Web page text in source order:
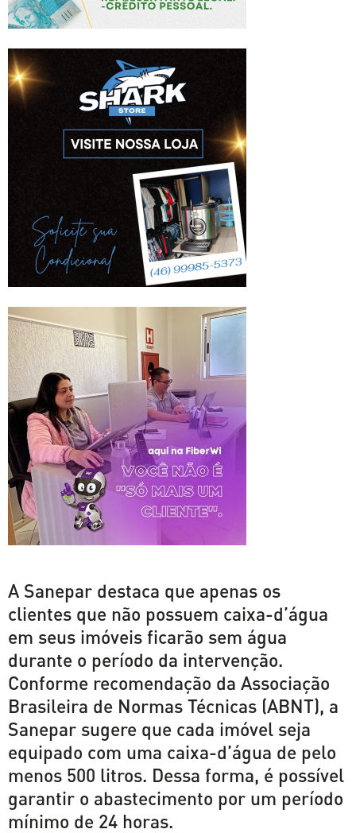
A Sanepar destaca que apenas os
clientes que não possuem caixa-d’água
em seus imóveis ficarão sem água
durante o período da intervenção.
Conforme recomendação da Associação
Brasileira de Normas Técnicas (ABNT), a
Sanepar sugere que cada imóvel seja
equipado com uma caixa-d’água de pelo
menos 500 litros. Dessa forma, é possível
garantir o abastecimento por um período
mínimo de 24 horas.